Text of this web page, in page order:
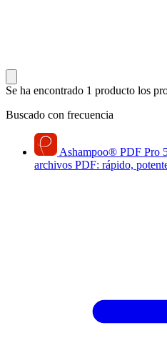
Se ha encontrado 1 producto los
Buscado con frecuencia
Ashampoo® PDF Pro
archivos PDF: rápido,